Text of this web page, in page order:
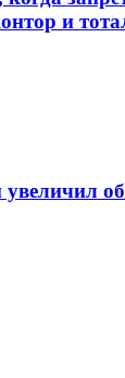
и
увеличил